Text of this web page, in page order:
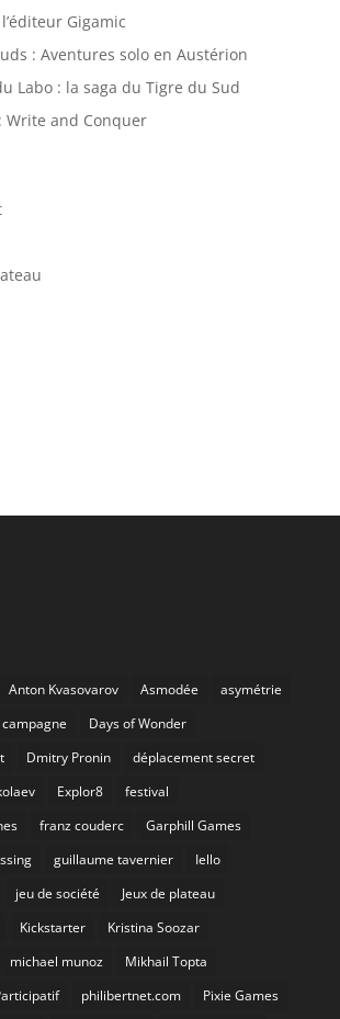
Gigamic
: Aventures solo en Austérion
Labo : la saga du Tigre du Sud
Write and Conquer
Anton Kvasovarov Asmodée
asymétrie
campagne
Days of Wonder
Dmitry Pronin
déplacement secret
Explor8
festival
franz couderc
Garphill Games
guillaume tavernier
Iello
jeu de société
Jeux de plateau
Kickstarter
Kristina Soozar
michael munoz
Mikhail Topta
philibertnet.com
Pixie Games